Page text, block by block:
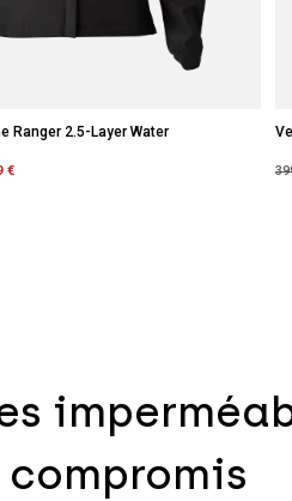
Ranger 2.5-Layer Water
€
compromis